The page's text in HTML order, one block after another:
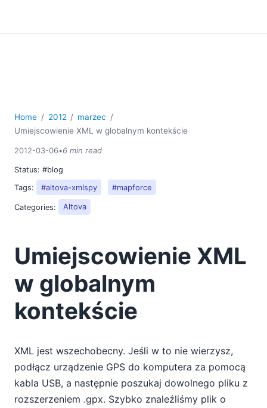
Home 2012
marzec
Umiejscowienie XML w globalnym kontekście
2012-03-06•6 min read
Status: #blog
Tags:
#altova-xmlspy #mapforce
Categories: Altova
Umiejscowienie XML
w globalnym
kontekście
XML jest wszechobecny. Jeśli w to nie wierzysz,
podłącz urządzenie GPS do komputera za pomocą
kabla USB, a następnie poszukaj dowolnego pliku z
rozszerzeniem .gpx. Szybko znaleźliśmy plik o